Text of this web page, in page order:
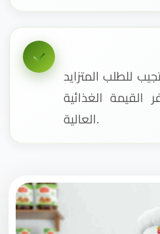
للطلب المتزايد
القيمة الغذائية
العالية.